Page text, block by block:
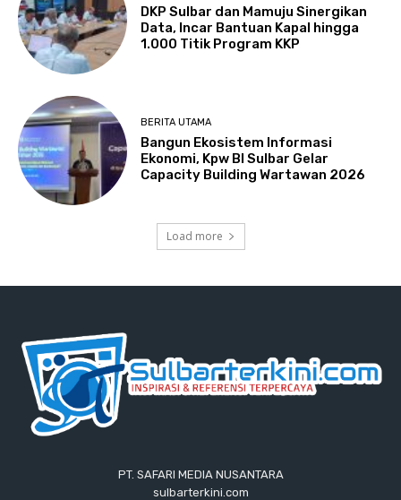
DKP Sulbar dan Mamuju Sinergikan
Data, Incar Bantuan Kapal hingga
1.000 Titik Program KKP
BERITA UTAMA
Bangun Ekosistem Informasi
Ekonomi, Kpw BI Sulbar Gelar
Capacity Building Wartawan 2026
Load more
PT. SAFARI MEDIA NUSANTARA
sulbarterkini.com